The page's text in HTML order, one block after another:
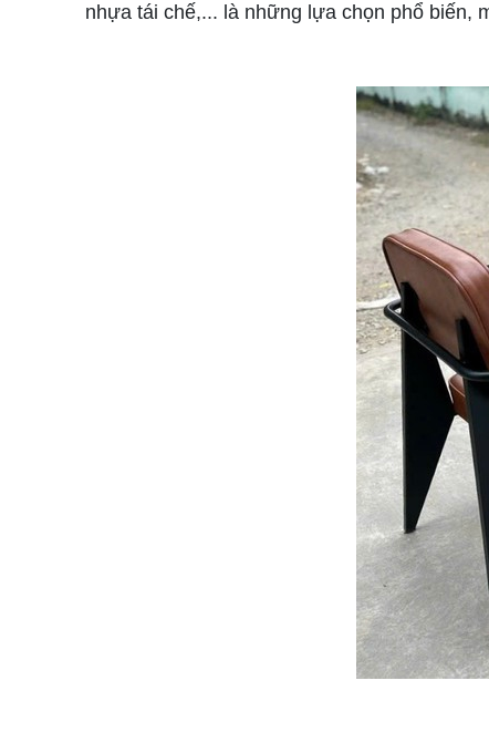
nhựa tái chế,... là những lựa chọn phổ biến,